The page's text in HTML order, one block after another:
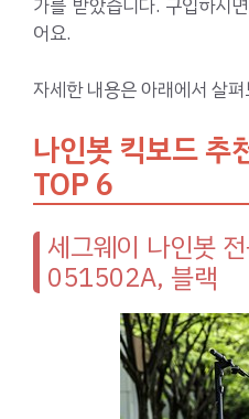
가를 받았습니다. 구입하시
어요.
자세한 내용은 아래에서 살
나인봇 킥보드 추
TOP 6
세그웨이 나인봇
051502A, 블랙